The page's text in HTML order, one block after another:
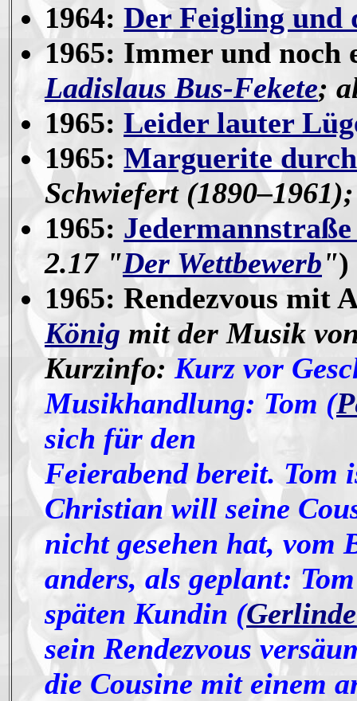
1964: Der Feigling und
1965: Immer und noch
Ladislaus Bus-Fekete;
1965: Leider lauter
1965: Marguerite
Schwiefert
1965: Jedermannstraße
2.17 "Der Wettbewerb")
1965: Rendezvous mit
König mit der Musik
Kurzinfo:Kurz vor
Musikhandlung: Tom (
sich für den
Feierabend bereit. Tom
Christian will seine
nicht gesehen hat, vom
anders, als geplant:
späten Kundin (
sein Rendezvous
die Cousine mit einem